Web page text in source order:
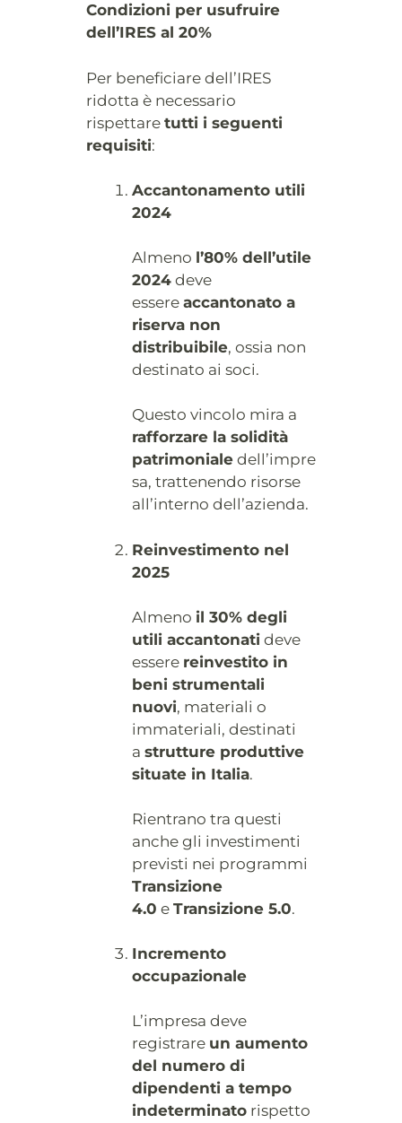
Condizioni per usufruire
dell’IRES al 20%
Per beneficiare dell’IRES
ridotta è necessario
rispettare tutti i seguenti
requisiti:
Accantonamento utili
2024
Almeno l’80% dell’utile
2024deve
essere accantonato a
riserva non
distribuibile, ossia non
destinato ai soci.
Questo vincolo mira a
rafforzare la solidità
patrimonialedell’impre
sa, trattenendo risorse
all’interno dell’azienda.
Reinvestimento nel
2025
Almeno il 30% degli
utili accantonati deve
essere reinvestito in
beni strumentali
nuovi, materiali o
immateriali, destinati
a strutture produttive
situate in Italia.
Rientrano tra questi
anche gli investimenti
previsti nei programmi
Transizione
4.0 e Transizione 5.0.
Incremento
occupazionale
L’impresa deve
registrare un aumento
del numero di
dipendenti a tempo
indeterminatorispetto